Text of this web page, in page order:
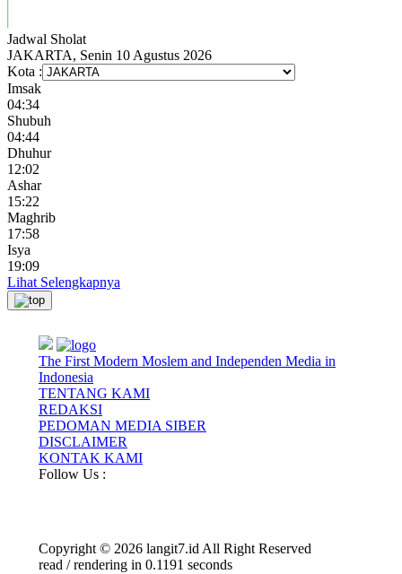
Jadwal Sholat
JAKARTA, Senin 10 Agustus 2026
Kota :
Imsak
04:34
Shubuh
04:44
Dhuhur
12:02
Ashar
15:22
Maghrib
17:58
Isya
19:09
Lihat Selengkapnya
The First Modern Moslem and Independen Media in
Indonesia
TENTANG KAMI
REDAKSI
PEDOMAN MEDIA SIBER
DISCLAIMER
KONTAK KAMI
Follow Us :
Copyright © 2026 langit7.id All Right Reserved
read / rendering in 0.1191 seconds